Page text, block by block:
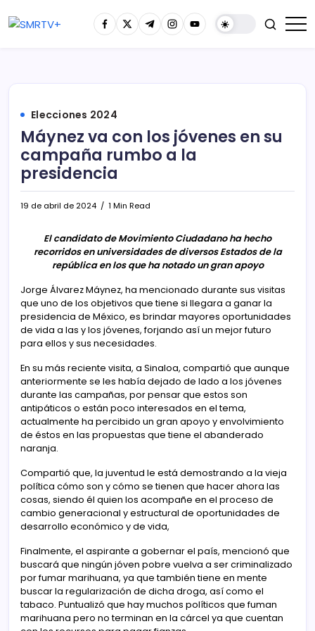
Elecciones 2024
Máynez va con los jóvenes en su
campaña rumbo a la
presidencia
19 de abril de 2024 1 Min Read
El candidato de Movimiento Ciudadano ha hecho
recorridos en universidades de diversos Estados de la
república en los que ha notado un gran apoyo
Jorge Álvarez Máynez, ha mencionado durante sus visitas
que uno de los objetivos que tiene si llegara a ganar la
presidencia de México, es brindar mayores oportunidades
de vida a las y los jóvenes, forjando así un mejor futuro
para ellos y sus necesidades.
En su más reciente visita, a Sinaloa, compartió que aunque
anteriormente se les había dejado de lado a los jóvenes
durante las campañas, por pensar que estos son
antipáticos o están poco interesados en el tema,
actualmente ha percibido un gran apoyo y envolvimiento
de éstos en las propuestas que tiene el abanderado
naranja.
Compartió que, la juventud le está demostrando a la vieja
política cómo son y cómo se tienen que hacer ahora las
cosas, siendo él quien los acompañe en el proceso de
cambio generacional y estructural de oportunidades de
desarrollo económico y de vida,
Finalmente, el aspirante a gobernar el país, mencionó que
buscará que ningún jóven pobre vuelva a ser criminalizado
por fumar marihuana, ya que también tiene en mente
buscar la regularización de dicha droga, así como el
tabaco. Puntualizó que hay muchos políticos que fuman
marihuana pero no terminan en la cárcel ya que cuentan